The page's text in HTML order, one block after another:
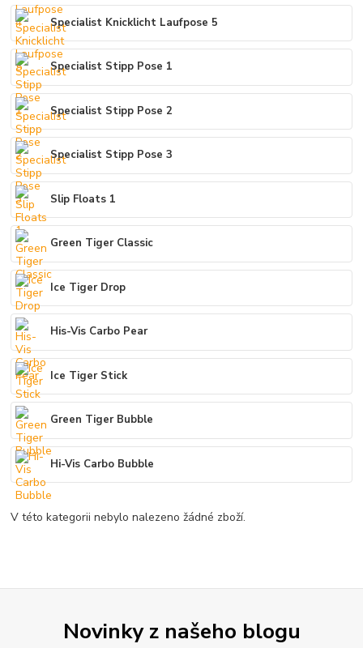
Specialist Knicklicht Laufpose 5
Specialist Stipp Pose 1
Specialist Stipp Pose 2
Specialist Stipp Pose 3
Slip Floats 1
Green Tiger Classic
Ice Tiger Drop
His-Vis Carbo Pear
Ice Tiger Stick
Green Tiger Bubble
Hi-Vis Carbo Bubble
V této kategorii nebylo nalezeno žádné zboží.
Novinky z našeho blogu